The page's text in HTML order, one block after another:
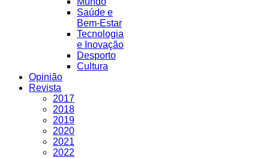
Saúde e
Bem-Estar
Tecnologia
e Inovação
Desporto
Cultura
Opinião
Revista
2017
2018
2019
2020
2021
2022